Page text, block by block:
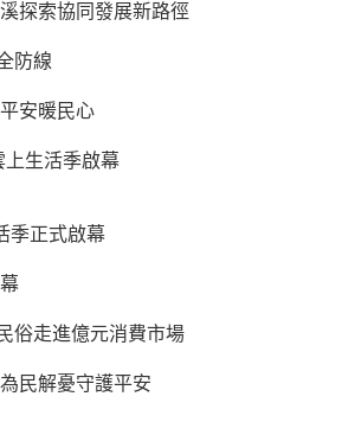
探索協同發展新路徑
防線
安暖民心
上生活季啟幕
季正式啟幕
俗走進億元消費市場
民解憂守護平安